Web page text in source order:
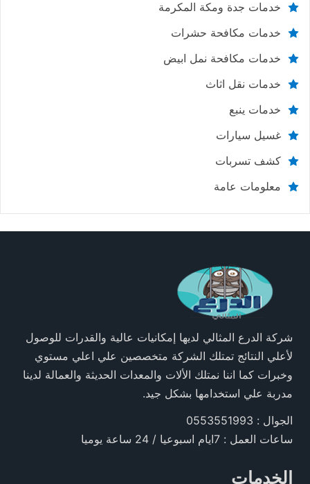
خدمات جدة ومكة المكرمة
خدمات مكافحة حشرات
خدمات مكافحة نمل ابيض
خدمات نقل اثاث
خدمات ينبع
غسيل سيارات
كشف تسربات
معلومات عامة
شركة الدرع المثالي لديها إمكانيات عالية والقدرات للوصول
لأعلي النتائج تمتلك الشركة متخصصين علي اعلي مستوي
وخبرات كما اننا نمتلك الألات والمعدات الحديثة والعمالة لدينا
مدربة علي استخدامها بشكل جيد.
الجوال : 0553551993
ساعات العمل : 7ايام اسبوعيا / 24 ساعة يوميا
الخدمات